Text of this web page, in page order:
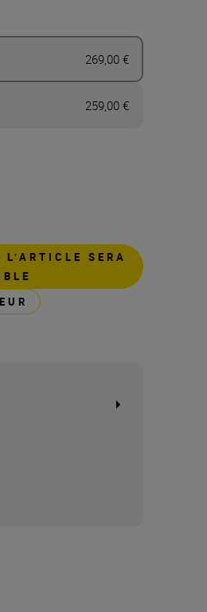
269,00 €
259,00 €
SERA